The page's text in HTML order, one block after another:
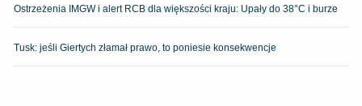
Ostrzeżenia IMGW i alert RCB dla większości kraju: Upały do 38°C i burze
Tusk: jeśli Giertych złamał prawo, to poniesie konsekwencje